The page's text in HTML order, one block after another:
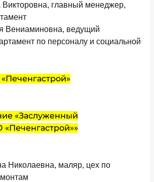
Викторовна, главный менеджер,
Вениаминовна, ведущий
по персоналу и социальной
«Заслуженный
Николаевна, маляр, цех по